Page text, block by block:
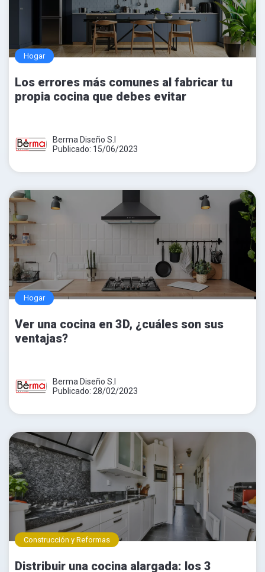
Hogar
Los errores más comunes al fabricar tu
propia cocina que debes evitar
Berma Diseño S.l
Publicado: 15/06/2023
Hogar
Ver una cocina en 3D, ¿cuáles son sus
ventajas?
Berma Diseño S.l
Publicado: 28/02/2023
Construcción y Reformas
Distribuir una cocina alargada: los 3